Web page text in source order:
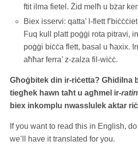
ftit ilma fietel. Żid melħ u bżar
Biex isservi: qatta’ l-flett
Fuq kull platt poġġi rota pitravi,
poġġi biċċa flett, basal u ħaxix.
aħħar ferra’ z-zalza fil-wiċċ.
Għoġbitek din ir-riċetta? Għidilna
tiegħek hawn taħt u agħmel ir-
biex inkomplu nwasslulek aktar
If you want to read this in English,
we’ll have it translated for you.